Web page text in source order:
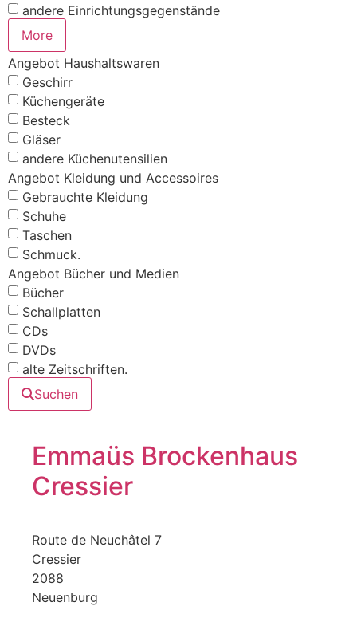
andere Einrichtungsgegenstände
More
Angebot Haushaltswaren
Geschirr
Küchengeräte
Besteck
Gläser
andere Küchenutensilien
Angebot Kleidung und Accessoires
Gebrauchte Kleidung
Schuhe
Taschen
Schmuck.
Angebot Bücher und Medien
Bücher
Schallplatten
CDs
DVDs
alte Zeitschriften.
Suchen
Emmaüs Brockenhaus
Cressier
Route de Neuchâtel 7
Cressier
2088
Neuenburg